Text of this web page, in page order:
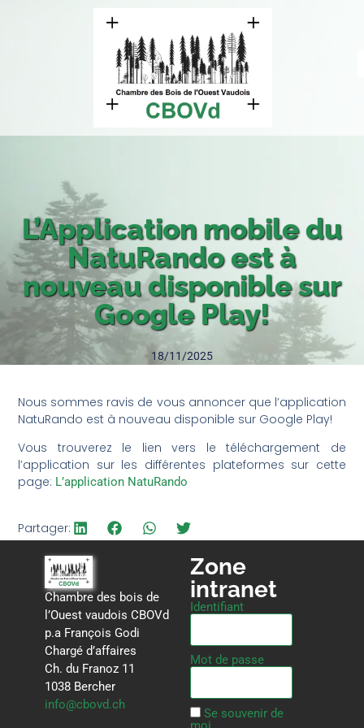
L’Application mobile du
NatuRando est à
nouveau disponible sur
Google Play!
18/11/2025
Nous sommes ravis de vous annoncer que l’application
NatuRando est à nouveau disponible sur Google Play!
Vous trouverez le lien vers le téléchargement de
l’application sur les différentes plateformes sur cette
page: L’application NatuRando
Partager:
Chambre des bois de
l’Ouest vaudois CBOVd
p.a François Godi
Chargé d’affaires
Ch. du Franoz 11
1038 Bercher
info@cbovd.ch
Zone
intranet
Identifiant
Mot de passe
Se souvenir de